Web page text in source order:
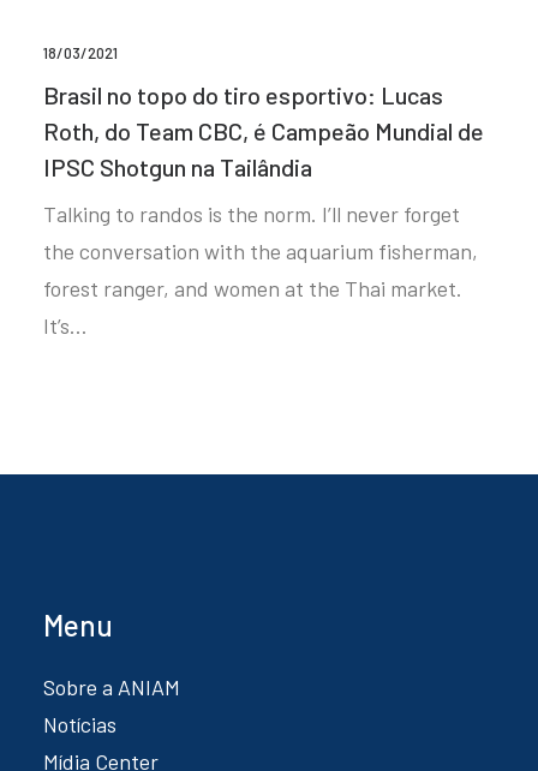
18/03/2021
Brasil no topo do tiro esportivo: Lucas
Roth, do Team CBC, é Campeão Mundial de
IPSC Shotgun na Tailândia
Talking to randos is the norm. I’ll never forget
the conversation with the aquarium fisherman,
forest ranger, and women at the Thai market.
It’s…
Menu
Sobre a ANIAM
Notícias
Mídia Center